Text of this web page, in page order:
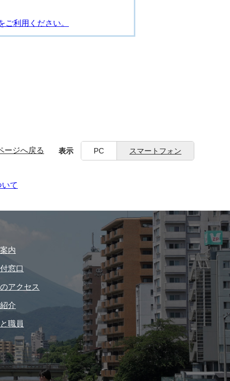
利用ください。
ージへ戻る 表示 PC スマートフォン
て
内
窓口
アクセス
介
職員